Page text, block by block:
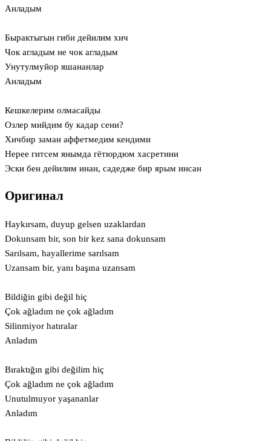
Анладым
Бырактыгын гиби дейилим хич
Чок агладым не чок агладым
Унутулмуйор яшананлар
Анладым
Кешкелерим олмасайды
Озлер мийдим бу кадар сени?
Хичбир заман аффетмедим кендими
Нерее гитсем янымда гётюрдюм хасретини
Эски бен дейилим инан, садедже бир ярым инсан
Оригинал
Haykırsam, duyup gelsen uzaklardan
Dokunsam bir, son bir kez sana dokunsam
Sarılsam, hayallerime sarılsam
Uzansam bir, yanı başına uzansam
Bildiğin gibi değil hiç
Çok ağladım ne çok ağladım
Silinmiyor hatıralar
Anladım
Bıraktığın gibi değilim hiç
Çok ağladım ne çok ağladım
Unutulmuyor yaşananlar
Anladım